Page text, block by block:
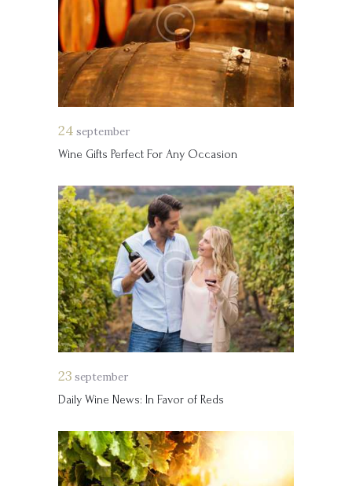
24 september
Wine Gifts Perfect For Any Occasion
23 september
Daily Wine News: In Favor of Reds